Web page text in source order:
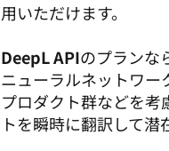
用いただけます。
DeepL APIのプランな
ニューラルネットワー
プロダクト群などを考
トを瞬時に翻訳して潜